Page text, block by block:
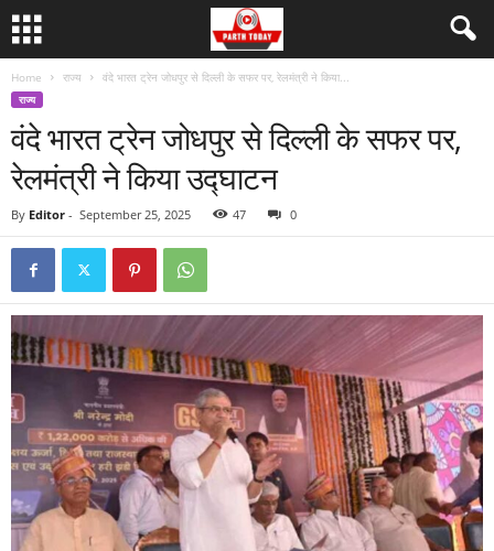
Home राज्य वंदे भारत ट्रेन जोधपुर से दिल्ली के सफर पर, रेलमंत्री ने किया...
राज्य
वंदे भारत ट्रेन जोधपुर से दिल्ली के सफर पर,
रेलमंत्री ने किया उद्घाटन
By Editor - September 25, 2025 47 0